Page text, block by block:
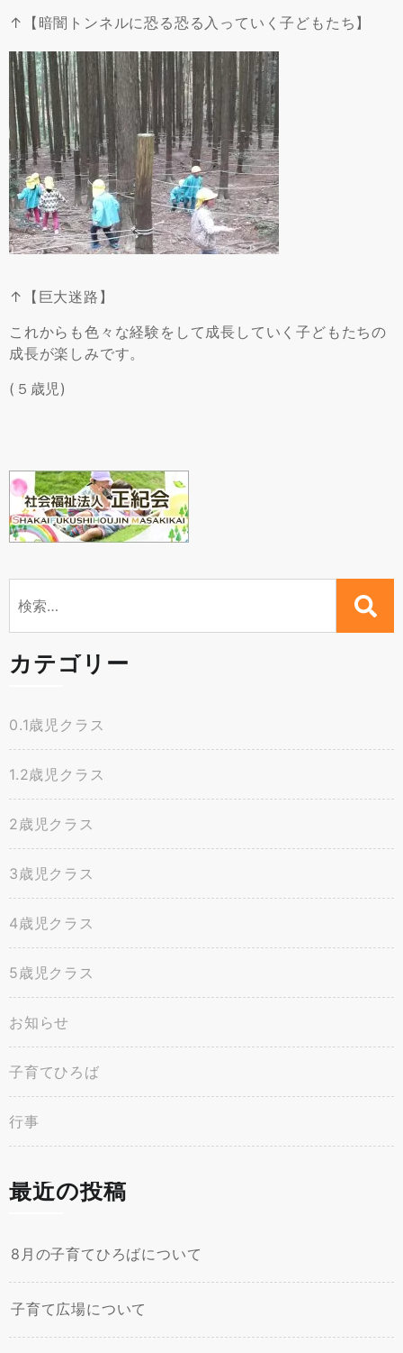
↑【暗闇トンネルに恐る恐る入っていく子どもたち】
↑【巨大迷路】
これからも色々な経験をして成長していく子どもたちの
成長が楽しみです。
(５歳児)
索:
カテゴリー
0.1歳児クラス
1.2歳児クラス
2歳児クラス
3歳児クラス
4歳児クラス
5歳児クラス
お知らせ
子育てひろば
行事
最近の投稿
8月の子育てひろばについて
子育て広場について